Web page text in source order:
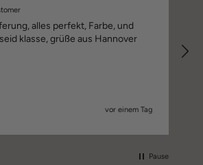
Farbe, und
Material! Ihr seid klasse, grüße aus Hannover
vor einem Tag
Pause